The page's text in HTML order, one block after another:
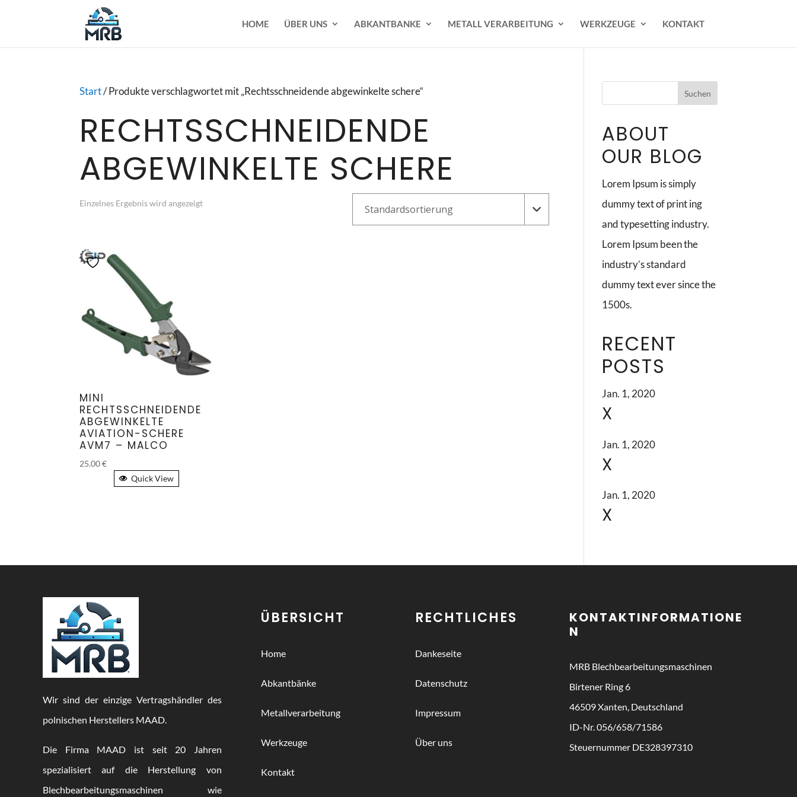
HOME ÜBER UNS ABKANTBANKE METALL VERARBEITUNG WERKZEUGE KONTAKT
Start/ Produkte verschlagwortet mit „Rechtsschneidende abgewinkelte schere“
RECHTSSCHNEIDENDE
ABGEWINKELTE SCHERE
Einzelnes Ergebnis wird angezeigt
MINI
RECHTSSCHNEIDENDE
ABGEWINKELTE
AVIATION-SCHERE
AVM7 – MALCO
25.00€
Quick View
ABOUT
OUR BLOG
Lorem Ipsum is simply
dummy text of print ing
and typesetting industry.
Lorem Ipsum been the
industry’s standard
dummy text ever since the
1500s.
RECENT
POSTS
Jan. 1, 2020
X
Jan. 1, 2020
X
Jan. 1, 2020
X
Wir sind der einzige Vertragshändler des
polnischen Herstellers MAAD.
Die Firma MAAD ist seit 20 Jahren
spezialisiert auf die Herstellung von
Blechbearbeitungsmaschinen wie
ÜBERSICHT
Home
Abkantbänke
Metallverarbeitung
Werkzeuge
Kontakt
RECHTLICHES
Dankeseite
Datenschutz
Impressum
Über uns
KONTAKTINFORMATIONE
N
MRB Blechbearbeitungsmaschinen
Birtener Ring 6
46509 Xanten, Deutschland
ID-Nr. 056/658/71586
Steuernummer DE328397310